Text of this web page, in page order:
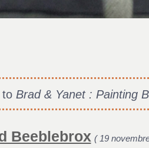
to Brad & Yanet : Painting
Beeblebrox ( 19